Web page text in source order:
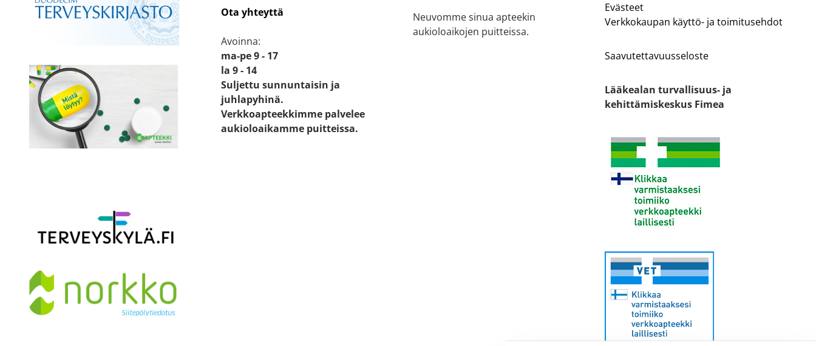
Ota yhteyttä
Avoinna:
ma-pe 9 - 17
la 9 - 14
Suljettu sunnuntaisin ja
juhlapyhinä.
Verkkoapteekkimme palvelee
aukioloaikamme puitteissa.
Neuvomme sinua apteekin
aukioloaikojen puitteissa.
Evästeet
Verkkokaupan käyttö- ja toimitusehdot
Saavutettavuusseloste
Lääkealan turvallisuus- ja
kehittämiskeskus Fimea